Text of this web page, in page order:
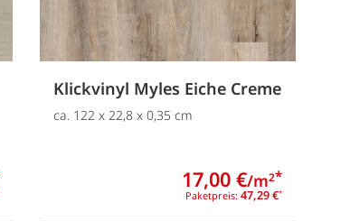
Klickvinyl Myles Eiche Creme
ca. 122 x 22,8 x 0,35 cm
Paketpreis: 47,29 €*
17,00 €/m2*